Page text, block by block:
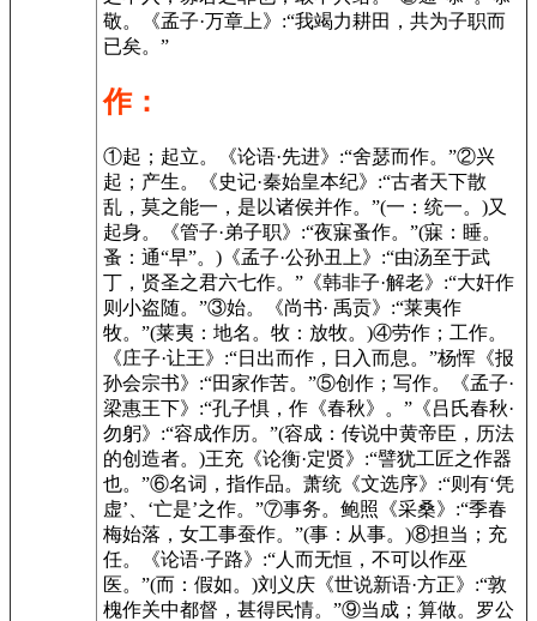
敬。《孟子·万章上》:“我竭力耕田，共为子职而
已矣。”
作：
①起；起立。《论语·先进》:“舍瑟而作。”②兴
起；产生。《史记·秦始皇本纪》:“古者天下散
乱，莫之能一，是以诸侯并作。”(一：统一。)又
起身。《管子·弟子职》:“夜寐蚤作。”(寐：睡。
蚤：通“早”。)《孟子·公孙丑上》:“由汤至于武
丁，贤圣之君六七作。”《韩非子·解老》:“大奸作
则小盗随。”③始。《尚书· 禹贡》:“莱夷作
牧。”(莱夷：地名。牧：放牧。)④劳作；工作。
《庄子·让王》:“日出而作，日入而息。”杨恽《报
孙会宗书》:“田家作苦。”⑤创作；写作。《孟子·
梁惠王下》:“孔子惧，作《春秋》。”《吕氏春秋·
勿躬》:“容成作历。”(容成：传说中黄帝臣，历法
的创造者。)王充《论衡·定贤》:“譬犹工匠之作器
也。”⑥名词，指作品。萧统《文选序》:“则有‘凭
虚’、‘亡是’之作。”⑦事务。鲍照《采桑》:“季春
梅始落，女工事蚕作。”(事：从事。)⑧担当；充
任。《论语·子路》:“人而无恒，不可以作巫
医。”(而：假如。)刘义庆《世说新语·方正》:“敦
槐作关中都督，甚得民情。”⑨当成；算做。罗公